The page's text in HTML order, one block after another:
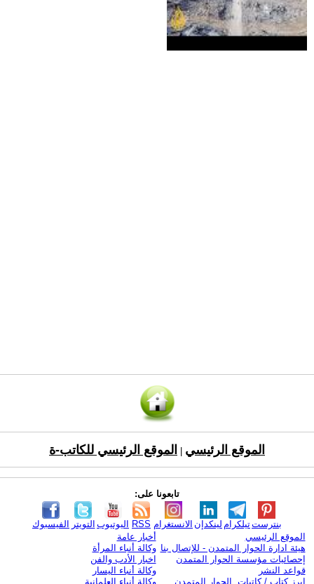
الموقع الرئيسي الموقع الرئيسي للكاتب-ة
تابعونا على:
الفيسبوك التويتر اليوتيوب RSS الانستغرام لينكدإن تيلكرامبنترست
الموقع الرئيسي
هيئة ادارة الحوار المتمدن - للإتصال بنا
إحصائيات مؤسسة الحوار المتمدن
قواعد النشر
ابرز كتاب / كاتبات الحوار المتمدن
أخبار عامة
وكالة أنباء المرأة
اخبار الأدب والفن
وكالة أنباء اليسار
وكالة أنباء العلمانية